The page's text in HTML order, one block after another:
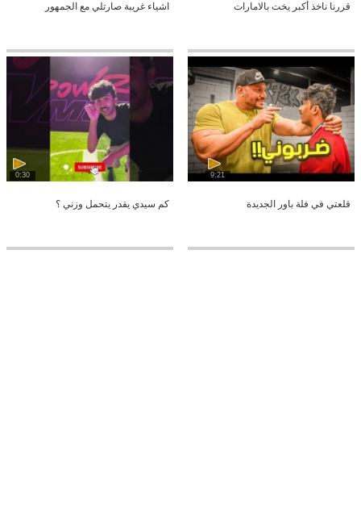
قررنا ناخذ أكبر يخت بالامارات اشياء غريبة صارتلي مع الجمهور
9:21
قلعتي في فلة باور الجديدة
0:30
كم سيدي يقدر يتحمل وزني ؟